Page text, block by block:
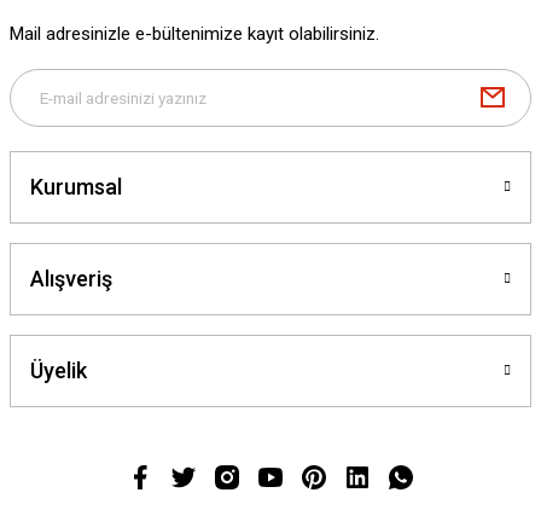
Mail adresinizle e-bültenimize kayıt olabilirsiniz.
Kurumsal
Alışveriş
Üyelik